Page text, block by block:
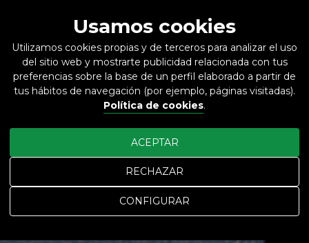
ES EN
Usamos cookies
Utilizamos cookies propias y de terceros para analizar el uso
del sitio web y mostrarte publicidad relacionada con tus
preferencias sobre la base de un perfil elaborado a partir de
tus hábitos de navegación (por ejemplo, páginas visitadas).
Política de cookies.
CONFIGURAR
RECHAZAR
ACEPTAR